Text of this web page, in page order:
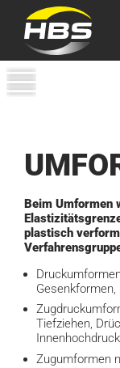
Beim Umformen
plastisch
Gesenkformen,
Tiefziehen,
Zugumformen